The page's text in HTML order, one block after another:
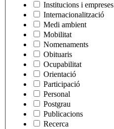
Institucions i empreses
Internacionalització
Medi ambient
Mobilitat
Nomenaments
Obituaris
Ocupabilitat
Orientació
Participació
Personal
Postgrau
Publicacions
Recerca